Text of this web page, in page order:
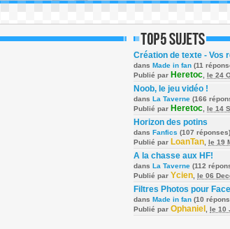
Création de texte - Vos
dans Made in fan (11
Publié par Heretoc le 24
Noob, le jeu vidéo !
dans La Taverne (166
Publié par Heretoc le 14
Horizon des potins
dans Fanfics (107 réponses)
Publié par LoanTan le 19
A la chasse aux HF!
dans La Taverne (112
Publié par Ycien le 06
Filtres Photos pour
dans Made in fan (10
Publié par Ophaniel le 10